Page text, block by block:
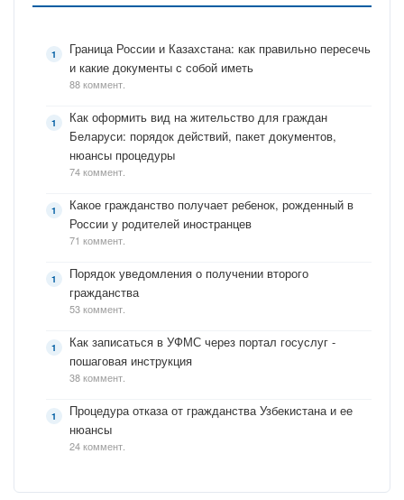
Граница России и Казахстана: как правильно пересечь
и какие документы с собой иметь
88 коммент.
Как оформить вид на жительство для граждан
Беларуси: порядок действий, пакет документов,
нюансы процедуры
74 коммент.
Какое гражданство получает ребенок, рожденный в
России у родителей иностранцев
71 коммент.
Порядок уведомления о получении второго
гражданства
53 коммент.
Как записаться в УФМС через портал госуслуг -
пошаговая инструкция
38 коммент.
Процедура отказа от гражданства Узбекистана и ее
нюансы
24 коммент.